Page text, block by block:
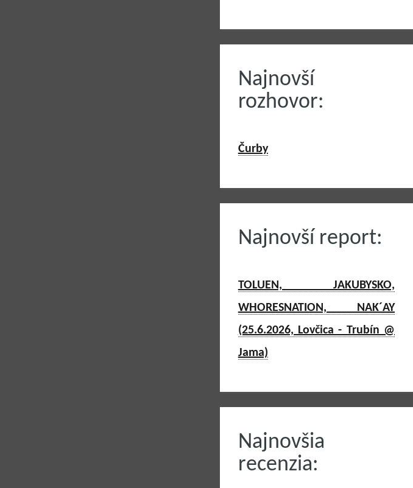
Najnovší
rozhovor:
Čurby
Najnovší report:
TOLUEN, JAKUBYSKO,
WHORESNATION, NAK´AY
(25.6.2026, Lovčica - Trubín @
Jama)
Najnovšia
recenzia: